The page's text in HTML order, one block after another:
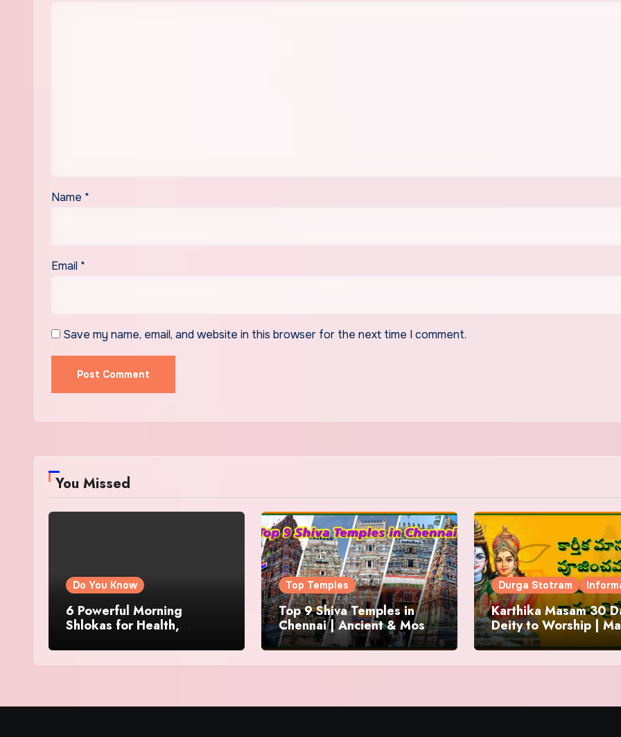
Name *
Email *
Save my name, email, and website in this browser for the next time I comment.
You Missed
Do You Know
6 Powerful Morning
Shlokas for Health,
Top Temples
Top 9 Shiva Temples in
Chennai | Ancient & Most
Famous
Durga Stotram
Karthika Masam 30
Deity to Worship |
to Chant | Donations
Offering